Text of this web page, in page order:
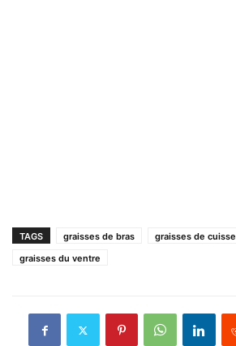
TAGS graisses de bras graisses de cuisse
graisses du ventre